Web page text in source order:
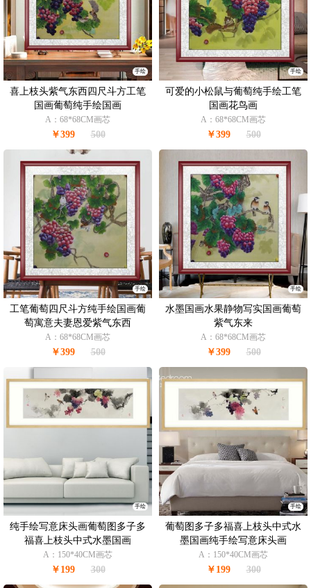
手绘
喜上枝头紫气东西四尺斗方工笔
国画葡萄纯手绘国画
A：68*68CM画芯
￥399 500
手绘
可爱的小松鼠与葡萄纯手绘工笔
国画花鸟画
A：68*68CM画芯
￥399 500
手绘
工笔葡萄四尺斗方纯手绘国画葡
萄寓意夫妻恩爱紫气东西
A：68*68CM画芯
￥399 500
手绘
水墨国画水果静物写实国画葡萄
紫气东来
A：68*68CM画芯
￥399 500
手绘
纯手绘写意床头画葡萄图多子多
福喜上枝头中式水墨国画
A：150*40CM画芯
￥199 300
手绘
葡萄图多子多福喜上枝头中式水
墨国画纯手绘写意床头画
A：150*40CM画芯
￥199 300